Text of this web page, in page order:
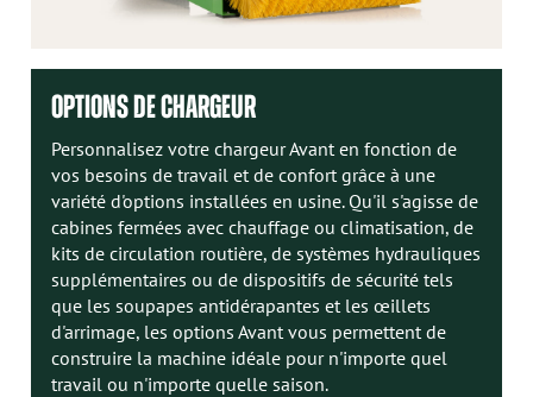
OPTIONS DE CHARGEUR
Personnalisez votre chargeur Avant en fonction de
vos besoins de travail et de confort grâce à une
variété d'options installées en usine. Qu'il s'agisse de
cabines fermées avec chauffage ou climatisation, de
kits de circulation routière, de systèmes hydrauliques
supplémentaires ou de dispositifs de sécurité tels
que les soupapes antidérapantes et les œillets
d'arrimage, les options Avant vous permettent de
construire la machine idéale pour n'importe quel
travail ou n'importe quelle saison.